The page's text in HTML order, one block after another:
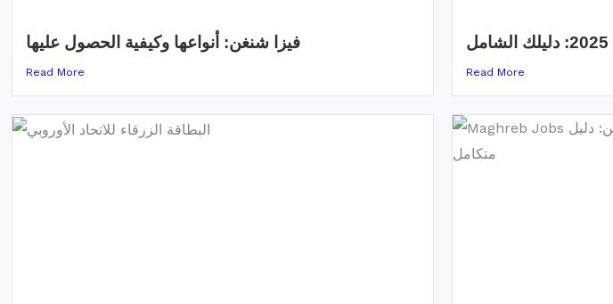
فيزا شنغن: أنواعها وكيفية الحصول عليها
Read More Read More